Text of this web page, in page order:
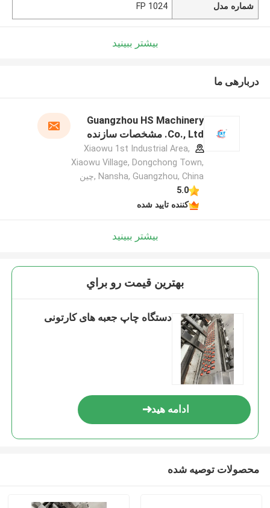
شماره مدل 1024 FP
بیشتر ببینید
دربارهی ما
Guangzhou HS Machinery
Co., Ltd. مشخصات سازنده
Xiaowu 1st Industrial Area,
Xiaowu Village, Dongchong Town,
Nansha, Guangzhou, China ,چین
5.0
کننده تایید شده
بیشتر ببینید
بهترين قيمت رو براي
دستگاه چاپ جعبه های کارتونی
ادامه هید
محصولات توصیه شده